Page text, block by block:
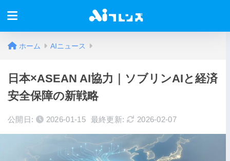
ホーム AIニュース
日本×ASEAN AI協力｜ソブリンAIと経済
安全保障の新戦略
公開日: 2026-01-15 最終更新: 2026-02-07